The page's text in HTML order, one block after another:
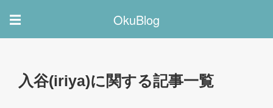
☰ OkuBlog
入谷(iriya)に関する記事一覧